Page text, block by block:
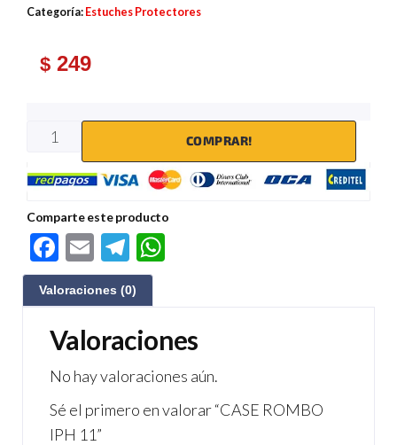
Categoría: Estuches Protectores
$ 249
COMPRAR!
Comparte este producto
F
ac
e
b
o
o
k
E
m
ail
Te
le
gr
a
m
s
A
p
p
Valoraciones (0)
Valoraciones
No hay valoraciones aún.
Sé el primero en valorar “CASE ROMBO
IPH 11”